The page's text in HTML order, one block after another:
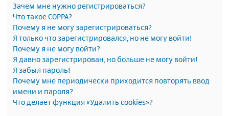
Зачем мне нужно регистрироваться?
Что такое COPPA?
Почему я не могу зарегистрироваться?
Я только что зарегистрировался, но не могу войти!
Почему я не могу войти?
Я давно зарегистрирован, но больше не могу войти!
Я забыл пароль!
Почему мне периодически приходится повторять ввод
имени и пароля?
Что делает функция «Удалить cookies»?